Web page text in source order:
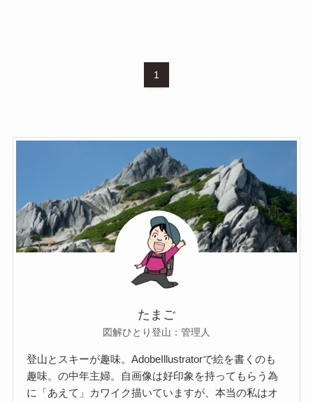
1
たまご
図解ひとり登山：管理人
登山とスキーが趣味。AdobeIllustratorで絵を書くのも
趣味。の中年主婦。自画像は好印象を持ってもらう為
に「あえて」カワイク描いていますが、本当の私はオ